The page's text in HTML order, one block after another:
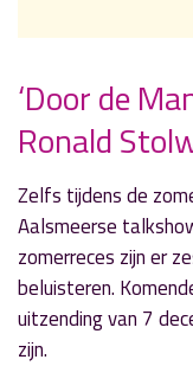
« Vorig nieuwsbericht
Judith Webber
Esther'
2 augustus 2021
» Volgend nieuwsbericht
De speeltuin
10 augustus 2021
‘Door de
Ronald
Zelfs tijdens de
Aalsmeerse
zomerreces zijn er
beluisteren.
uitzending van 7
zijn.